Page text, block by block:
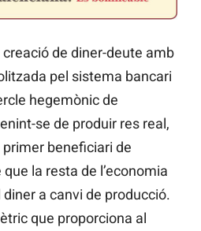
creació de diner-deute amb
pel sistema bancari
hegemònic de
se de produir res real,
beneficiari de
la resta de l’economia
a canvi de producció.
que proporciona al